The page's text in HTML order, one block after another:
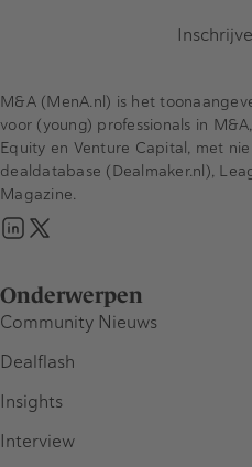
Onderwerpen
Community Nieuws
Dealflash
Insights
Interview
M&A (MenA.nl) is het
voor (young) professionals in
Equity en Venture Capital, met
dealdatabase (Dealmaker.nl),
Magazine.